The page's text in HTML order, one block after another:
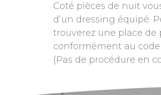
Coté pièces de nuit
d’un dressing équipé.
trouverez une place de
conformément au
(Pas de procédure en